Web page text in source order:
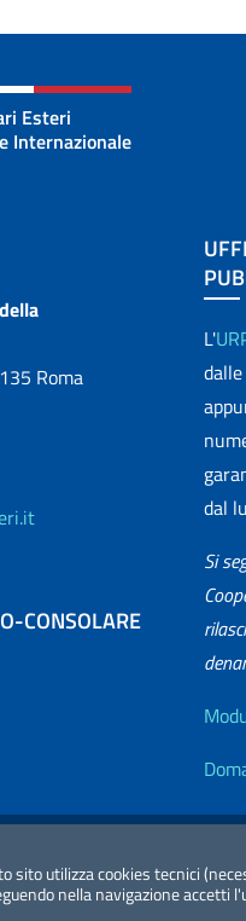
sito utilizza cookies tecnici
nella navigazione accetti
Esteri
Internazionale
Roma
CONSOLARE
L'
dal
Si
Dichiarazione